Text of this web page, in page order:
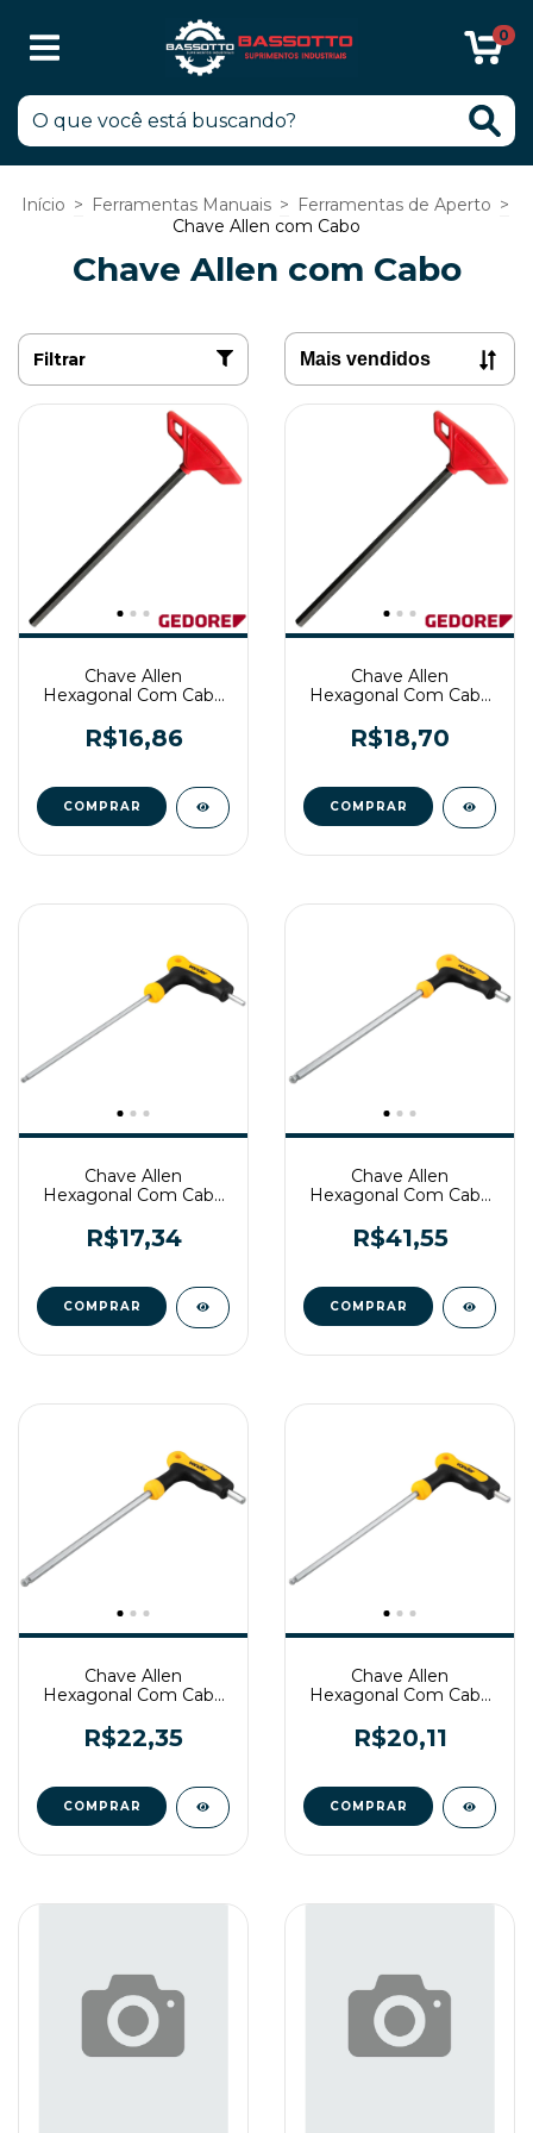
0
Início > Ferramentas Manuais > Ferramentas de Aperto >
Chave Allen com Cabo
Chave Allen com Cabo
Filtrar
Chave Allen
Hexagonal Com Cabo
R$16,86
Chave Allen
Hexagonal Com Cabo
R$18,70
Chave Allen
Hexagonal Com Cabo
R$17,34
Chave Allen
Hexagonal Com Cabo
R$41,55
Chave Allen
Hexagonal Com Cabo
R$22,35
Chave Allen
Hexagonal Com Cabo
R$20,11